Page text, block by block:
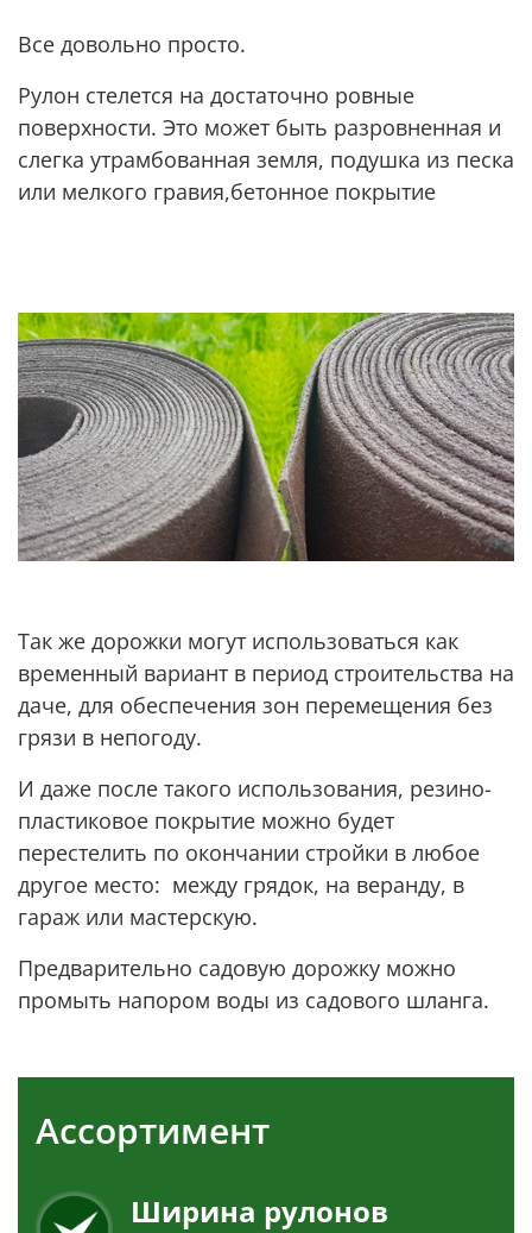
Все довольно просто.
Рулон стелется на достаточно ровные
поверхности. Это может быть разровненная и
слегка утрамбованная земля, подушка из песка
или мелкого гравия,бетонное покрытие
Так же дорожки могут использоваться как
временный вариант в период строительства на
даче, для обеспечения зон перемещения без
грязи в непогоду.
И даже после такого использования, резино-
пластиковое покрытие можно будет
перестелить по окончании стройки в любое
другое место: между грядок, на веранду, в
гараж или мастерскую.
Предварительно садовую дорожку можно
промыть напором воды из садового шланга.
Ассортимент
Ширина рулонов